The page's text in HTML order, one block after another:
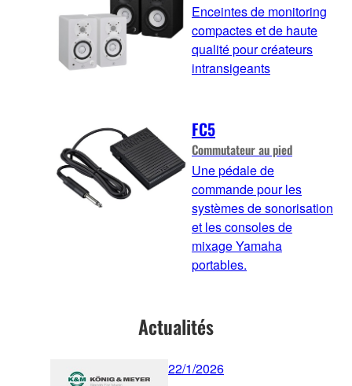
Enceintes de monitoring
compactes et de haute
qualité pour créateurs
intransigeants
FC5
Commutateur au pied
Une pédale de
commande pour les
systèmes de sonorisation
et les consoles de
mixage Yamaha
portables.
Actualités
22/1/2026